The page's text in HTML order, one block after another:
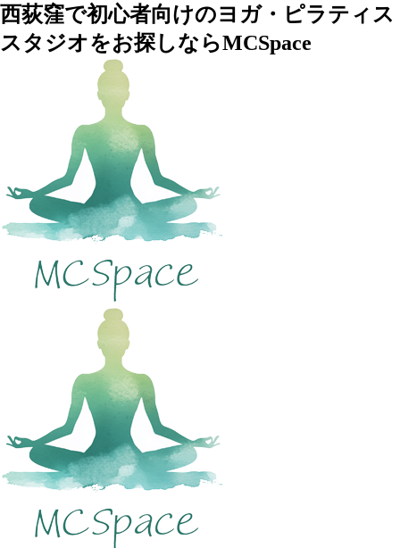
西荻窪で初心者向けのヨガ・ピラティス
スタジオをお探しならMCSpace